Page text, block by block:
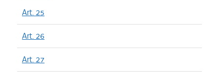
Art. 25
Art. 26
Art. 27